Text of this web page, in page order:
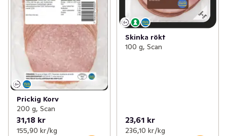
Prickig Korv
200 g, Scan
31,18 kr
155,90 kr /kg
Skinka rökt
100 g, Scan
23,61 kr
236,10 kr /kg